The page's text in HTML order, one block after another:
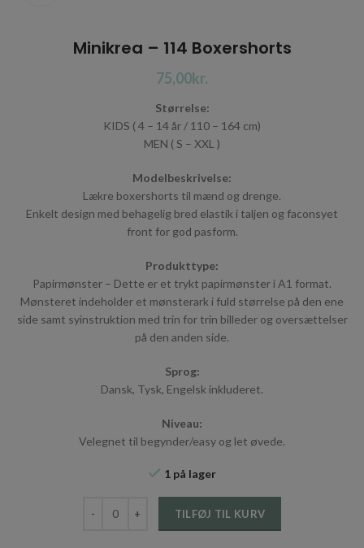
Minikrea – 114 Boxershorts
kr.
Størrelse:
KIDS ( 4 – 14 år / 110 – 164 cm)
MEN ( S – XXL )
Modelbeskrivelse:
Lækre boxershorts til mænd og drenge.
Enkelt design med behagelig bred elastik i taljen og faconsyet
front for god pasform.
Produkttype:
Papirmønster – Dette er et trykt papirmønster i A1 format.
Mønsteret indeholder et mønsterark i fuld størrelse på den ene
side samt syinstruktion med trin for trin billeder og oversættelser
på den anden side.
Sprog:
Dansk, Tysk, Engelsk inkluderet.
Niveau:
Velegnet til begynder/easy og let øvede.
1 på lager
TILFØJ TIL KURV